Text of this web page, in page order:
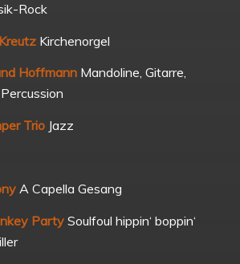
Rock
Kirchenorgel
Hoffmann Mandoline, Gitarre,
Trio Jazz
A Capella Gesang
PartySoulfoul hippin‘ boppin‘